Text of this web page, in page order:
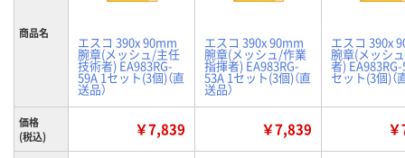
商品名
エスコ 390x 90mm
腕章(メッシュ/主任
技術者) EA983RG-
59A 1セット(3個)（直
送品）
エスコ 390x 90mm
腕章(メッシュ/作業
指揮者) EA983RG-
53A 1セット(3個)（直
送品）
エスコ 390x
腕章(メッシ
者)
セット(3個)（
価格
(税込)
￥7,839 ￥7,839